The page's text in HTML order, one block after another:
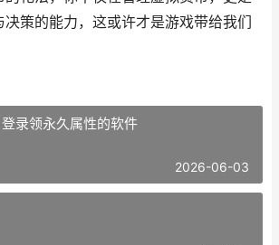
策的能力，这或许才是游戏带给我们
录领永久属性的软件
2026-06-03